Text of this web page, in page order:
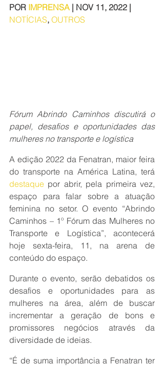
POR IMPRENSA | NOV 11, 2022 |
NOTÍCIAS, OUTROS
Fórum Abrindo Caminhos discutirá o
papel, desafios e oportunidades das
mulheres no transporte e logística
A edição 2022 da Fenatran, maior feira
destaque por abrir, pela primeira vez,
espaço para falar sobre a atuação
feminina no setor. O evento “Abrindo
Caminhos – 1º Fórum das Mulheres no
Transporte e Logística”, acontecerá
hoje sexta-feira, 11, na arena de
conteúdo do espaço.
Durante o evento, serão debatidos os
desafios e oportunidades para as
mulheres na área, além de buscar
incrementar a geração de bons e
promissores negócios através da
diversidade de ideias.
“É de suma importância a Fenatran ter